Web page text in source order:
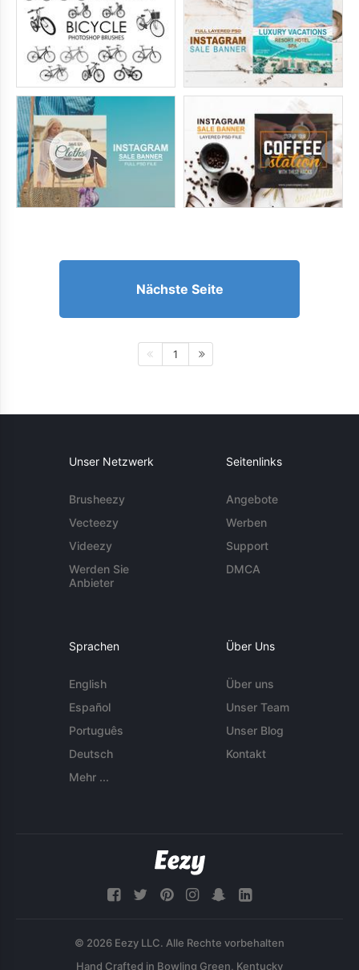
Nächste Seite
1
Unser Netzwerk
Brusheezy
Vecteezy
Videezy
Werden Sie
Anbieter
Seitenlinks
Angebote
Werben
Support
DMCA
Sprachen
English
Español
Português
Deutsch
Mehr ...
Über Uns
Über uns
Unser Team
Unser Blog
Kontakt
© 2026 Eezy LLC. Alle Rechte vorbehalten